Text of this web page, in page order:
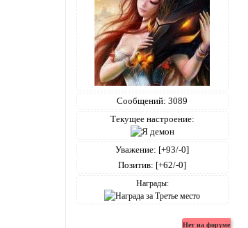
Сообщений: 3089
Текущее настроение:
Уважение: [+93/-0]
Позитив: [+62/-0]
Награды: